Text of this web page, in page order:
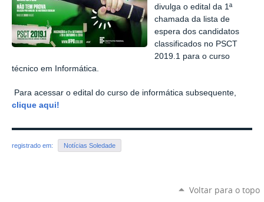
divulga o edital da 1ª
chamada da lista de
espera dos candidatos
classificados no PSCT
2019.1 para o curso
técnico em Informática.
Para acessar o edital do curso de informática subsequente,
clique aqui!
registrado em: Notícias Soledade
Voltar para o topo